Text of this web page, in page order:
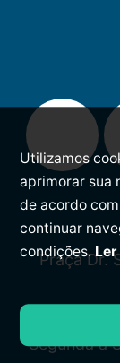
Praça Dr.
Segunda à
Utilizamos
aprimorar sua
de acordo
continuar
condições.